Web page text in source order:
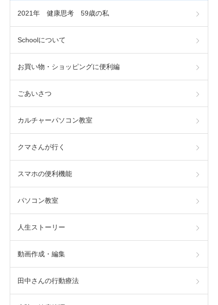
2021年 健康思考 59歳の私
Schoolについて
お買い物・ショッピングに便利編
ごあいさつ
カルチャーパソコン教室
クマさんが行く
スマホの便利機能
パソコン教室
人生ストーリー
動画作成・編集
田中さんの行動療法